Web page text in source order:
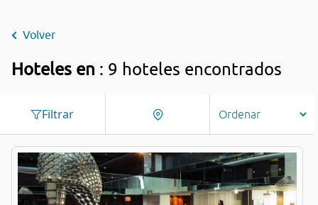
Volver
Hoteles en : 9 hoteles encontrados
Filtrar